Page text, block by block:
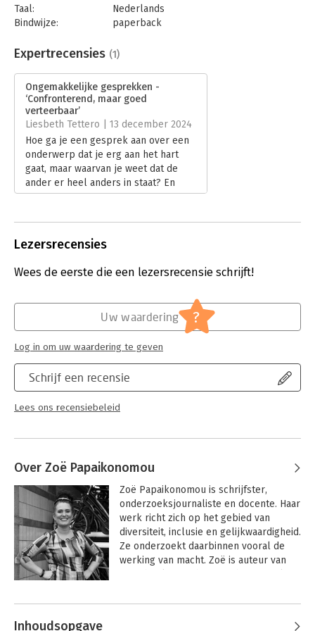
Taal:
Nederlands
Bindwijze:
paperback
Uitgever:
Nieuw Amsterdam
Verschijningsdatum:
7-11-2024
Hoofdrubriek: Communicatie en media
effectiviteit
Expertrecensies (1)
Ongemakkelijke gesprekken -
‘Confronterend, maar goed
verteerbaar’
Liesbeth Tettero | 13 december 2024
Hoe ga je een gesprek aan over een
onderwerp dat je erg aan het hart
gaat, maar waarvan je weet dat de
ander er heel anders in staat? En
waarom zou je? Het wordt een
bij voorbaat. Rixt Hulshoff Poll, Zoë
Papaikonomou, Hodo Abdullah en
boek ‘Ongemakkelijke gesprekken’.
Lezersrecensies
Wees de eerste die een lezersrecensie schrijft!
Schrijf een recensie
Lees ons recensiebeleid
Uw waardering ?
Log in om uw waardering te geven
Over Zoë Papaikonomou
Zoë Papaikonomou is schrijfster,
onderzoeksjournaliste en docente. Haar
werk richt zich op het gebied van
diversiteit, inclusie en gelijkwaardigheid.
Ze onderzoekt daarbinnen vooral de
werking van macht. Zoë is auteur van
(2021). Samen met One’sy Muller maakt
Andere boeken door Zoë
Papaikonomou
Inhoudsopgave